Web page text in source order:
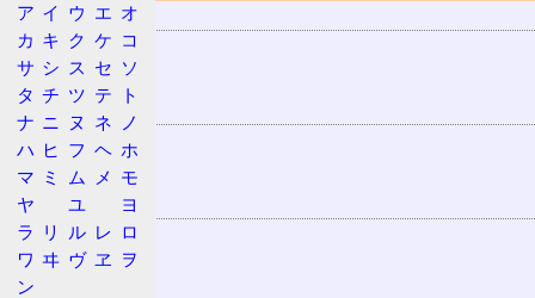
この月の節季
啓蟄
春分
前後の月
睦月
弥生
関連する用語
旧暦
二十四節気
ア イ ウ エ オ
カ キ ク ケ コ
サ シ ス セ ソ
タ チ ツ テ
ト
ナ ニ ヌ ネ
ノ
ハ ヒ フ ヘ ホ
マ ミ ム メ
モ
ヤ
ユ
ヨ
ラ
リ ル レ ロ
ワ ヰ ヴ ヱ
ヲ
ン